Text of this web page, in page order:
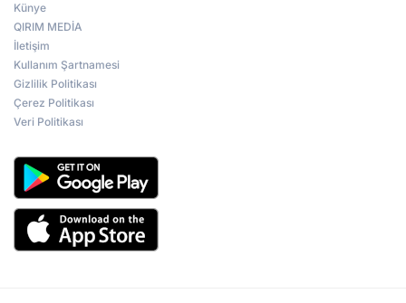
Künye
QIRIM MEDİA
İletişim
Kullanım Şartnamesi
Gizlilik Politikası
Çerez Politikası
Veri Politikası